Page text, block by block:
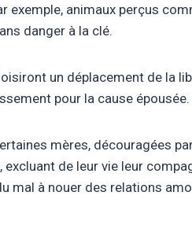
exemple, animaux perçus
danger à la clé.
un déplacement de la
pour la cause épousée.
mères, découragées
excluant de leur vie leur
mal à nouer des relations